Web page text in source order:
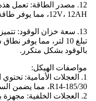
12. مصدر الطاقة: تعمل
12V، 12AH، مما يوفر طاقة كافية للرحلات القصيرة والطويلة.
13. سعة خزان الوقود:
تبلغ 10 لتر، مما يوفر
بالوقود بشكل متكرر.
مواصفات الهيكل:
1. العجلات الأمامية:
185/30-R14، مما يضمن السيطرة والتحكم الأمثل على الطريق.